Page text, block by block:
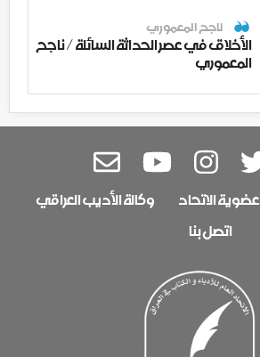
ناجح المعموري
الأخلاق في عصر الحداثة السائلة / ناجح
المعموري
عضوية الاتحاد
وكالة الأديب العراقي
اتصل بنا